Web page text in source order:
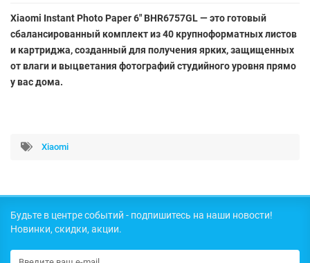
Xiaomi Instant Photo Paper 6" BHR6757GL — это готовый
сбалансированный комплект из 40 крупноформатных листов
и картриджа, созданный для получения ярких, защищенных
от влаги и выцветания фотографий студийного уровня прямо
у вас дома.
Xiaomi
Будьте в центре событий - подпишитесь на наши новости!
Новинки, скидки, акции.